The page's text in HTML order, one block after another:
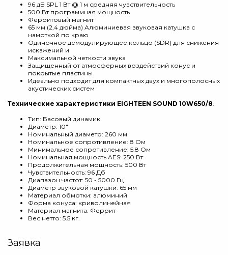
96 дБ SPL 1 Вт @ 1 м средняя чувствительность
500 Вт программная мощность
Ферритовый магнит
65 мм (2,4 дюйма) Алюминиевая звуковая катушка с
намоткой по краю
Одиночное демодулирующее кольцо (SDR) для снижения
искажений и
Максимальной четкости звука
Защищенный от атмосферных воздействий конус и
покрытые пластины
Идеально подходит для компактных двух и многополосных
акустических систем
Технические характеристики EIGHTEEN SOUND 10W650/8:
Тип: Басовый динамик
Диаметр: 10"
Номинальный диаметр: 260 мм
Номинальное сопротивление: 8 Ом
Минимальное сопротивление: 5.8 Ом
Номинальная мощность AES: 250 Вт
Продолжительная мощность: 500 Вт
Чувствительность: 96 Дб
Диапазон частот: 50 - 5000 Гц
Диаметр звуковой катушки: 65 мм
Материал обмотки: алюминий
Форма конуса: криволинейная
Материал магнита: Феррит
Вес нетто: 5.5 кг.
Заявка